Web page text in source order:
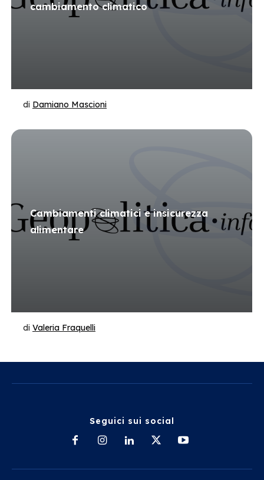
cambiamento climatico
di Damiano Mascioni
Cambiamenti climatici e insicurezza
alimentare
di Valeria Fraquelli
Seguici sui social